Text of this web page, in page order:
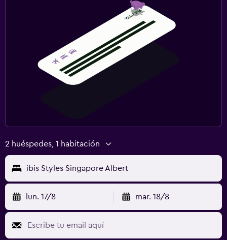
2 huéspedes, 1 habitación
ibis Styles Singapore Albert
lun. 17/8 mar. 18/8